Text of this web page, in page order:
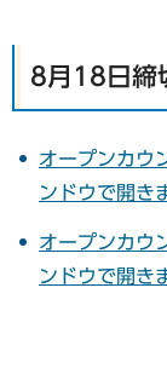
8月18日締
オープンカウ
ンドウで開き
オープンカウ
ンドウで開き